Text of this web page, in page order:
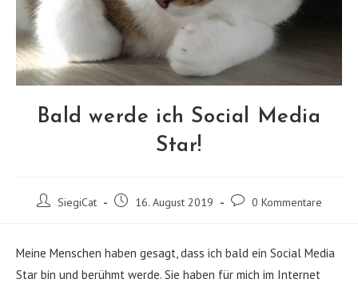
Bald werde ich Social Media
Star!
Beitrags-SiegiCat
Beitrag16. August 2019
Beitrags-0 Kommentare
Meine Menschen haben gesagt, dass ich bald ein Social Media
Star bin und berühmt werde. Sie haben für mich im Internet